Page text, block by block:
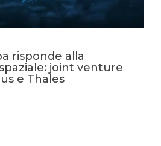
risponde alla
joint venture
e Thales